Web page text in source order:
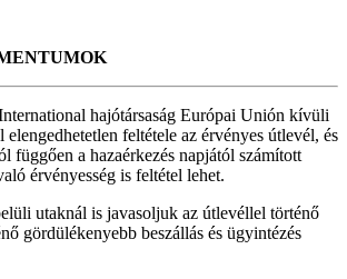
hajótársaság Európai Unión kívüli
elengedhetetlen feltétele az érvényes útlevél, és
függően a hazaérkezés napjától számított
érvényesség is feltétel lehet.
utaknál is javasoljuk az útlevéllel történő
gördülékenyebb beszállás és ügyintézés